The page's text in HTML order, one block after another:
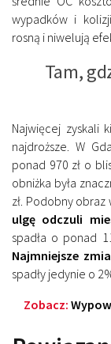
wypadków i
rosną i niwelują
Tam,
Najwięcej zyskali
najdroższe. W
ponad 970 zł o
obniżka była
zł. Podobny
ulgę odczuli
spadła o ponad
Najmniejsze
spadły jedynie o
Zobacz: